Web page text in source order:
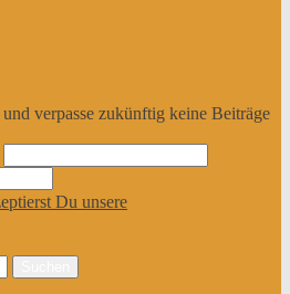
verpasse zukünftig keine Beiträge
Du unsere